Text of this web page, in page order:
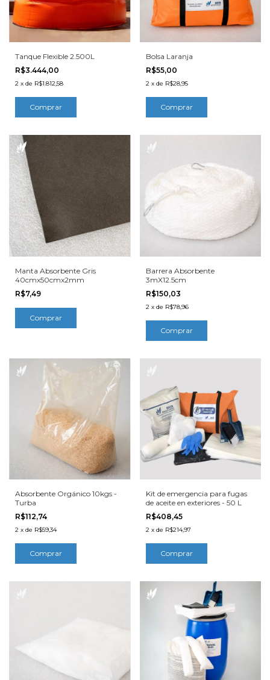
Tanque Flexible 2.500L
R$3.444,00
2 x de R$1.812,58
Bolsa Laranja
R$55,00
2 x de R$28,95
Manta Absorbente Gris
40cmx50cmx2mm
R$7,49
Barrera Absorbente
3mX12.5cm
R$150,03
2 x de R$78,96
Absorbente Orgánico 10kgs -
Turba
R$112,74
2 x de R$59,34
Kit de emergencia para fugas
de aceite en exteriores - 50 L
R$408,45
2 x de R$214,97